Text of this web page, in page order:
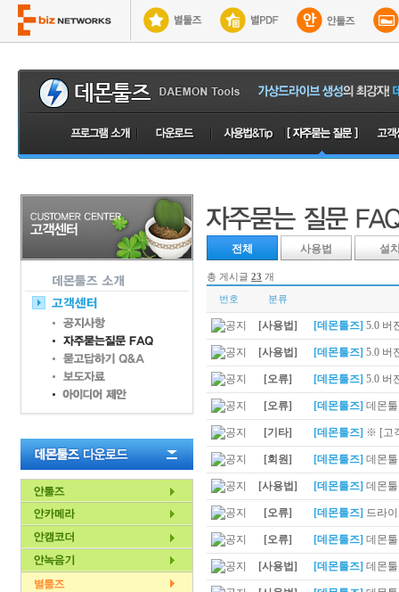
전체 사용법 설
총 게시글 23 개
번호 분류
[사용법] [데몬툴즈] 5.0 버
[사용법] [데몬툴즈] 5.0 버
[오류] [데몬툴즈] 5.0 버
[오류] [데몬툴즈] 데몬
[기타] [데몬툴즈] ※ [고
[회원] [데몬툴즈] 데몬
[사용법] [데몬툴즈] 데몬
[오류] [데몬툴즈] 드라
[오류] [데몬툴즈] 데몬
[사용법] [데몬툴즈] 데몬